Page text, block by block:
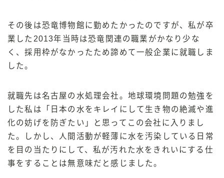
その後は恐竜博物館に勤めたかったのですが、私が卒
業した2013年当時は恐竜関連の職業がかなり少な
く、採用枠がなかったため諦めて一般企業に就職しま
した。
就職先は名古屋の水処理会社。地球環境問題の勉強を
した私は「日本の水をキレイにして生き物の絶滅や進
化の妨げを防ぎたい」と思ってこの会社に入りまし
た。しかし、人間活動が軽薄に水を汚染している日常
を目の当たりにして、私が汚れた水をきれいにする仕
事をすることは無意味だと感じました。